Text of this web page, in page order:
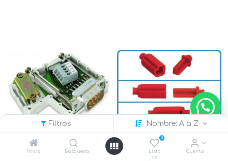
Filtros Nombre: A a Z
Inicio Búsqueda
0
Lista
de
Cuenta